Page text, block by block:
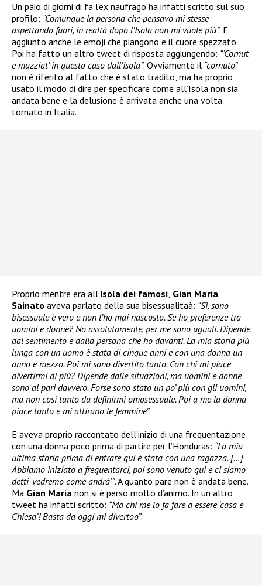
Un paio di giorni di fa l’ex naufrago ha infatti scritto sul suo
profilo: “Comunque la persona che pensavo mi stesse
aspettando fuori, in realtà dopo l’Isola non mi vuole più”. E
aggiunto anche le emoji che piangono e il cuore spezzato.
Poi ha fatto un altro tweet di risposta aggiungendo: “’Cornut
e mazziat’ in questo caso dall’Isola”. Ovviamente il “cornuto”
non è riferito al fatto che è stato tradito, ma ha proprio
usato il modo di dire per specificare come all’Isola non sia
andata bene e la delusione è arrivata anche una volta
tornato in Italia.
Proprio mentre era all’Isola dei famosi, Gian Maria
Sainato aveva parlato della sua bisessualitaà: “Sì, sono
bisessuale è vero e non l’ho mai nascosto. Se ho preferenze tra
uomini e donne? No assolutamente, per me sono uguali. Dipende
dal sentimento e dalla persona che ho davanti. La mia storia più
lunga con un uomo è stata di cinque anni e con una donna un
anno e mezzo. Poi mi sono divertito tanto. Con chi mi piace
divertirmi di più? Dipende dalle situazioni, ma uomini e donne
sono al pari davvero. Forse sono stato un po’ più con gli uomini,
ma non così tanto da definirmi omosessuale. Poi a me la donna
piace tanto e mi attirano le femmine”.
E aveva proprio raccontato dell’inizio di una frequentazione
con una donna poco prima di partire per l’Honduras: “La mia
ultima storia prima di entrare qui è stata con una ragazza. […]
Abbiamo iniziato a frequentarci, poi sono venuto qui e ci siamo
detti ‘vedremo come andrà'”. A quanto pare non è andata bene.
Ma Gian Maria non si è perso molto d’animo. In un altro
tweet ha infatti scritto: “Ma chi me lo fa fare a essere ‘casa e
Chiesa’! Basta da oggi mi divertoo”.